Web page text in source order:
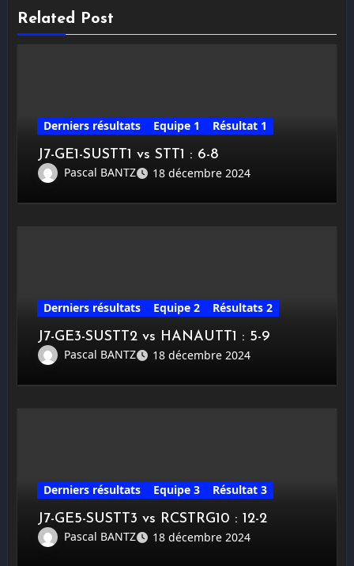
Related Post
Derniers résultats Equipe 1
Résultat 1
J7-GE1-SUSTT1 vs STT1 : 6-8
Pascal BANTZ
18 décembre 2024
Derniers résultats Equipe 2
Résultats 2
J7-GE3-SUSTT2 vs HANAUTT1 : 5-9
Pascal BANTZ
18 décembre 2024
Derniers résultats Equipe 3
Résultat 3
J7-GE5-SUSTT3 vs RCSTRG10 : 12-2
Pascal BANTZ
18 décembre 2024